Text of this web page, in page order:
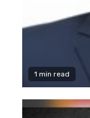
1 min read